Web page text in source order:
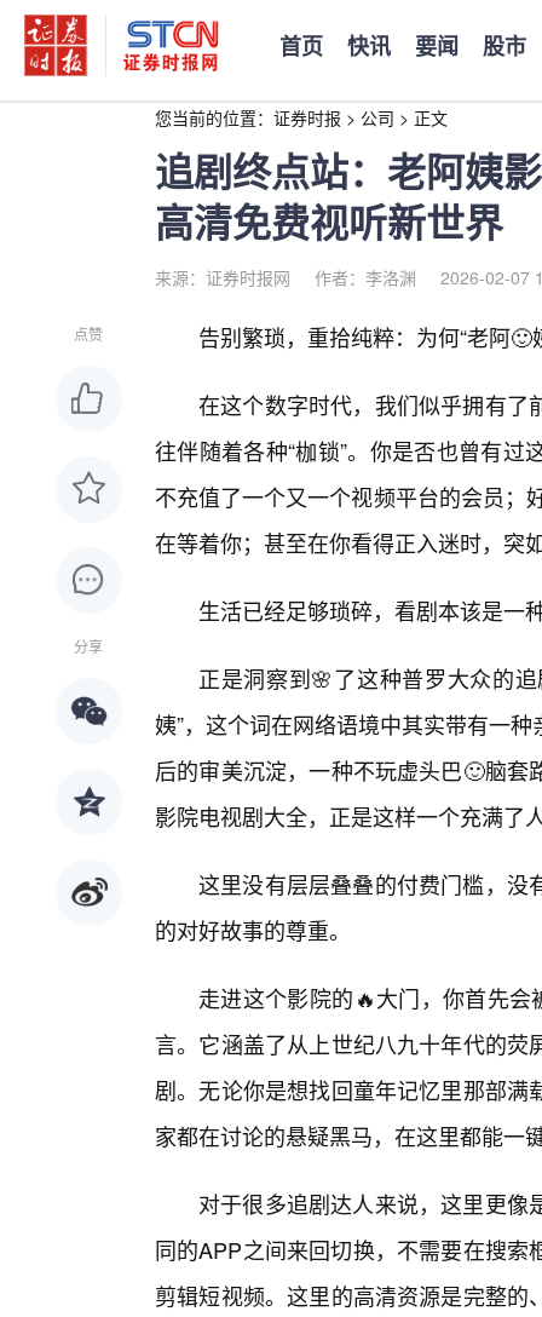
首页 快讯 要闻 股市
您当前的位置： 证券时报 > 公司 > 正文
追剧终点站：老阿姨
高清免费视听新世界
来源：证券时报网 作者：李洛渊 2026-02-07
点赞
分享
告别繁琐，重拾纯粹：为何“老阿
在这个数字时代，我们似乎拥有了
往伴随着各种“枷锁”。你是否也曾有
不充值了一个又一个视频平台的会员；
在等着你；甚至在你看得正入迷时，突
生活已经足够琐碎，看剧本该是一
正是洞察到🌸了这种普罗大众的
姨”，这个词在网络语境中其实带有一
后的审美沉淀，一种不玩虚头巴🙂脑
影院电视剧大全，正是这样一个充满了
这里没有层层叠叠的付费门槛，没
的对好故事的尊重。
走进这个影院的🔥大门，你首先会
言。它涵盖了从上世纪八九十年代的
剧。无论你是想找回童年记忆里那部
家都在讨论的悬疑黑马，在这里都能一
对于很多追剧达人来说，这里更
同的APP之间来回切换，不需要在搜
剪辑短视频。这里的高清资源是完整